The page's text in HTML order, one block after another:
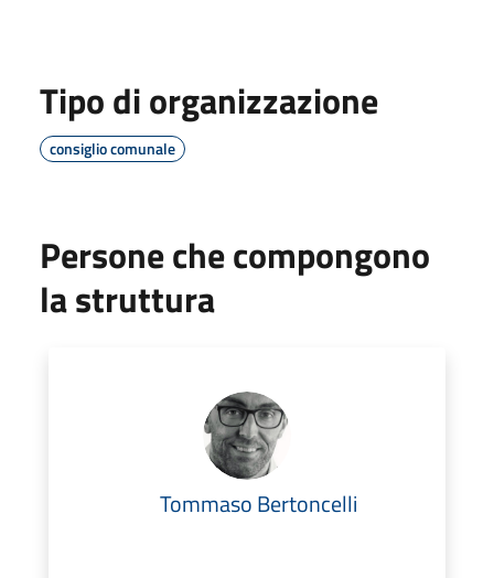
Tipo di organizzazione
consiglio comunale
Persone che compongono
la struttura
Tommaso Bertoncelli